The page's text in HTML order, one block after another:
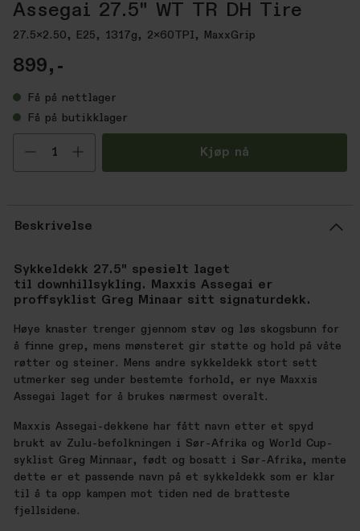
Assegai 27.5" WT TR DH Tire
27.5x2.50, E25, 1317g, 2x60TPI, MaxxGrip
899,-
Få på nettlager
Få på butikklager
Velg antall Kjøp nå
Beskrivelse
Sykkeldekk 27.5" spesielt laget
til downhillsykling. Maxxis Assegai er
proffsyklist Greg Minaar sitt signaturdekk.
Høye knaster trenger gjennom støv og løs skogsbunn for
å finne grep, mens mønsteret gir støtte og hold på våte
røtter og steiner. Mens andre sykkeldekk stort sett
utmerker seg under bestemte forhold, er nye Maxxis
Assegai laget for å brukes nærmest overalt.
Maxxis Assegai-dekkene har fått navn etter et spyd
brukt av Zulu-befolkningen i Sør-Afrika og World Cup-
syklist Greg Minnaar, født og bosatt i Sør-Afrika, mente
dette er et passende navn på et sykkeldekk som er klar
til å ta opp kampen mot tiden ned de bratteste
fjellsidene.